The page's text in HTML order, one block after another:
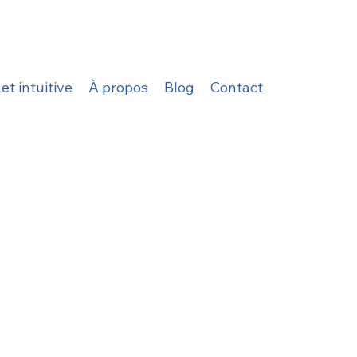
intuitive À propos Blog Contact